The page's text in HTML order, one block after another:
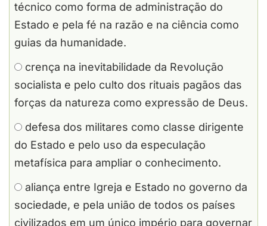
técnico como forma de administração do
Estado e pela fé na razão e na ciência como
guias da humanidade.
crença na inevitabilidade da Revolução
socialista e pelo culto dos rituais pagãos das
forças da natureza como expressão de Deus.
defesa dos militares como classe dirigente
do Estado e pelo uso da especulação
metafísica para ampliar o conhecimento.
aliança entre Igreja e Estado no governo da
sociedade, e pela união de todos os países
civilizados em um único império para governar